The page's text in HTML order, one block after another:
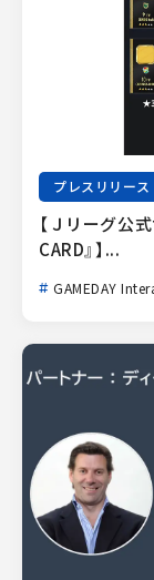
プレスリリース
【Ｊリーグ公
CARD』】...
GAMEDAY